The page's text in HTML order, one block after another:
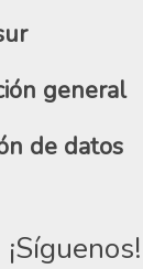
general
de datos
¡Síguenos!